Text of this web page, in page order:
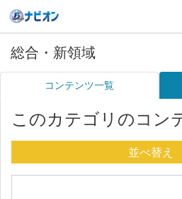
総合・新領域
コンテンツ一覧
このカテゴリのコン
並べ替え